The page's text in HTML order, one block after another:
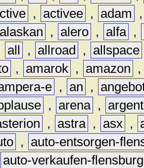
, activee , adam
alaskan , alero , alfa ,
all , allroad , allspace
, amarok , amazon
e , an ,
, arena ,
, astra , asx ,
,
auto-entsorgen-
auto-verkaufen-flensburg